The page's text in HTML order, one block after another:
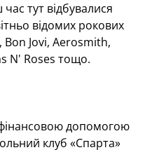
тут відбувалися
відомих рокових
Bon Jovi, Aerosmith,
N' Roses тощо.
фінансовою допомогою
клуб «Спарта»